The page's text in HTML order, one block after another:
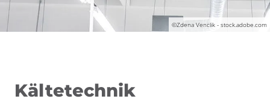
©Zdena Venclik - stock.adobe.com
Kältetechnik